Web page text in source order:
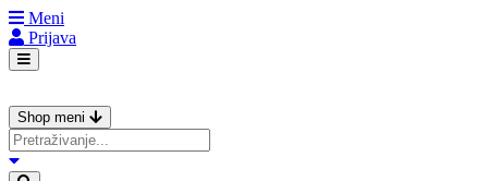
Meni
Prijava
Shop meni